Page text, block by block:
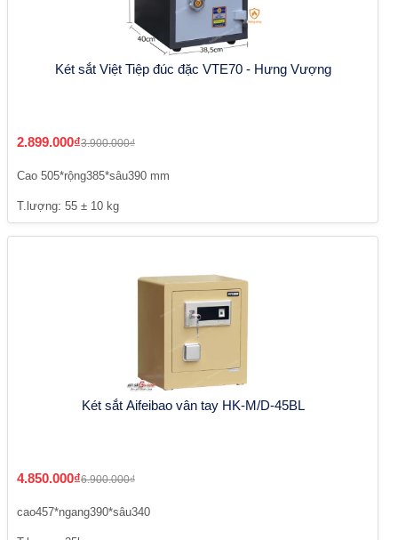
Két sắt Việt Tiệp đúc đặc VTE70 - Hưng Vượng
2.899.000₫3.900.000₫
Cao 505*rộng385*sâu390 mm
T.lượng: 55 ± 10 kg
Két sắt Aifeibao vân tay HK-M/D-45BL
4.850.000₫6.900.000₫
cao457*ngang390*sâu340